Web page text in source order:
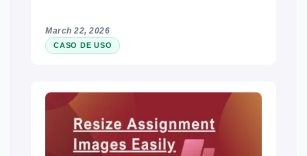
March 22, 2026
CASO DE USO